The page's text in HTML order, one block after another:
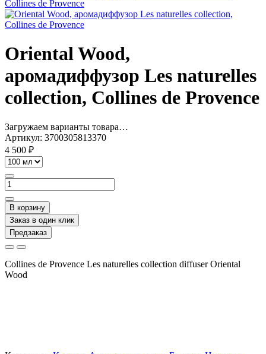
Oriental Wood,
аромадиффузор Les naturelles
collection, Collines de Рrovencе
Загружаем варианты товара…
Артикул: 3700305813370
4 500 ₽
В корзину
Заказ в один клик
Предзаказ
Collines de Provence Les naturelles collection diffuser Oriental
Wood